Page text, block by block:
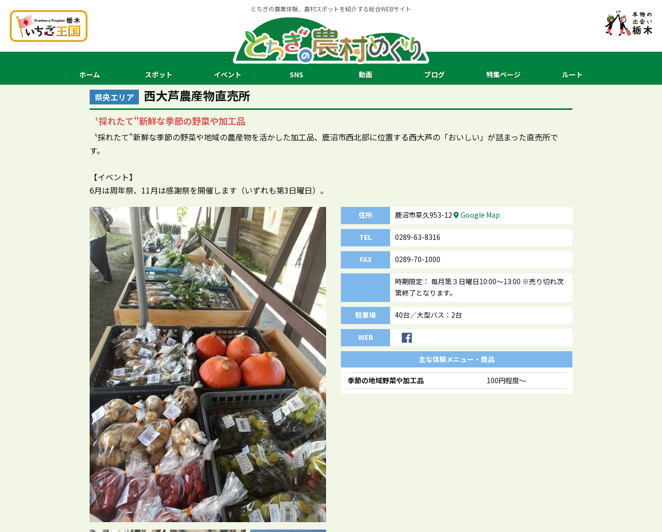
とちぎの農業体験、農村スポットを紹介する総合WEBサイト
ホーム スポット イベント SNS 動画 ブログ 特集ページ ルート
県央エリア 西大芦農産物直売所
〝採れたて"新鮮な季節の野菜や加工品
〝採れたて"新鮮な季節の野菜や地域の農産物を活かした加工品、鹿沼市西北部に位置する西大芦の「おいしい」が詰まった直売所で
す。
【イベント】
6月は周年祭、11月は感謝祭を開催します（いずれも第3日曜日）。
住所 鹿沼市草久953-12 Google Map
TEL 0289-63-8316
FAX 0289-70-1000
時期限定： 毎月第３日曜日10:00～13:00 ※売り切れ次
第終了となります。
駐車場 40台／大型バス：2台
WEB
主な体験メニュー・商品
季節の地域野菜や加工品 100円程度～